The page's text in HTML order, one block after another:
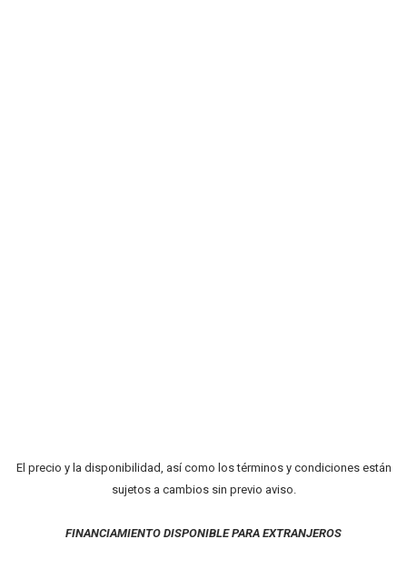
El precio y la disponibilidad, así como los términos y condiciones están
sujetos a cambios sin previo aviso.
FINANCIAMIENTO DISPONIBLE PARA EXTRANJEROS